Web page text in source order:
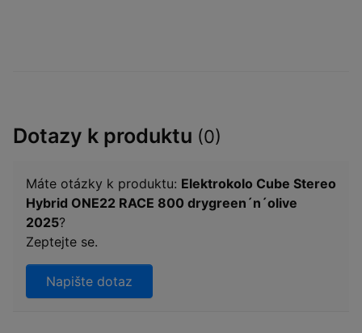
Dotazy k produktu (0)
Máte otázky k produktu: Elektrokolo Cube Stereo
Hybrid ONE22 RACE 800 drygreen´n´olive
2025?
Zeptejte se.
Napište dotaz